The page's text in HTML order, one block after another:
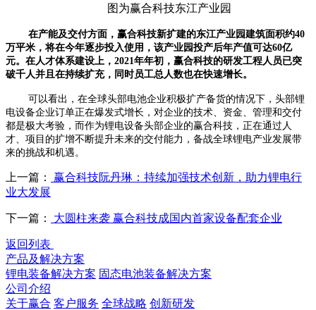
图为赢合科技东江产业园
在产能及交付方面，赢合科技新扩建的东江产业园建筑面积约40
万平米，将在今年逐步投入使用，该产业园投产后年产值可达60亿
元。在人才体系建设上，2021年年初，赢合科技的研发工程人员已突
破千人并且在持续扩充，同时员工总人数也在快速增长。
可以看出，在全球头部电池企业积极扩产备货的情况下，头部锂
电设备企业订单正在爆发式增长，对企业的技术、资金、管理和交付
都是极大考验，而作为锂电设备头部企业的赢合科技，正在通过人
才、项目的扩增不断提升未来的交付能力，备战全球锂电产业发展带
来的挑战和机遇。
上一篇：
赢合科技阮丹琳：持续加强技术创新，助力锂电行
业大发展
下一篇： 大圆柱来袭 赢合科技成国内首家设备配套企业
返回列表
产品及解决方案
锂电装备解决方案 固态电池装备解决方案
公司介绍
关于赢合 客户服务 全球战略 创新研发